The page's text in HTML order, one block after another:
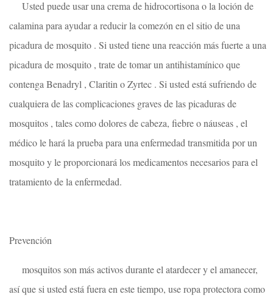
Usted puede usar una crema de hidrocortisona o la loción de
calamina para ayudar a reducir la comezón en el sitio de una
picadura de mosquito . Si usted tiene una reacción más fuerte a una
picadura de mosquito , trate de tomar un antihistamínico que
contenga Benadryl , Claritin o Zyrtec . Si usted está sufriendo de
cualquiera de las complicaciones graves de las picaduras de
mosquitos , tales como dolores de cabeza, fiebre o náuseas , el
médico le hará la prueba para una enfermedad transmitida por un
mosquito y le proporcionará los medicamentos necesarios para el
tratamiento de la enfermedad.
Prevención
mosquitos son más activos durante el atardecer y el amanecer,
así que si usted está fuera en este tiempo, use ropa protectora como